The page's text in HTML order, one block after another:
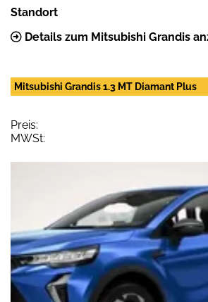
Standort
Details zum Mitsubishi Grandis
Mitsubishi Grandis 1.3 MT Diamant Plus
Preis:
MWSt: